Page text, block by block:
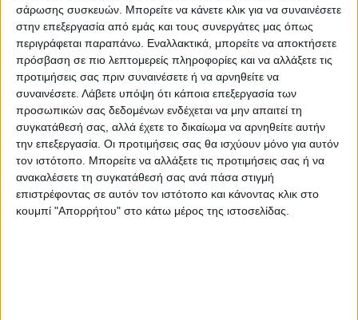
σάρωσης συσκευών. Μπορείτε να κάνετε κλικ για να συναινέσετε
στην επεξεργασία από εμάς και τους συνεργάτες μας όπως
περιγράφεται παραπάνω. Εναλλακτικά, μπορείτε να αποκτήσετε
πρόσβαση σε πιο λεπτομερείς πληροφορίες και να αλλάξετε τις
προτιμήσεις σας πριν συναινέσετε ή να αρνηθείτε να
συναινέσετε. Λάβετε υπόψη ότι κάποια επεξεργασία των
προσωπικών σας δεδομένων ενδέχεται να μην απαιτεί τη
συγκατάθεσή σας, αλλά έχετε το δικαίωμα να αρνηθείτε αυτήν
την επεξεργασία. Οι προτιμήσεις σας θα ισχύουν μόνο για αυτόν
τον ιστότοπο. Μπορείτε να αλλάξετε τις προτιμήσεις σας ή να
ανακαλέσετε τη συγκατάθεσή σας ανά πάσα στιγμή
επιστρέφοντας σε αυτόν τον ιστότοπο και κάνοντας κλικ στο
κουμπί "Απορρήτου" στο κάτω μέρος της ιστοσελίδας.
ΠΑΡΟΜΟΙΑ ΑΡΘΡΑ